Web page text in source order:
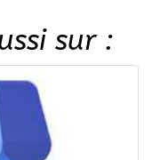
sur :